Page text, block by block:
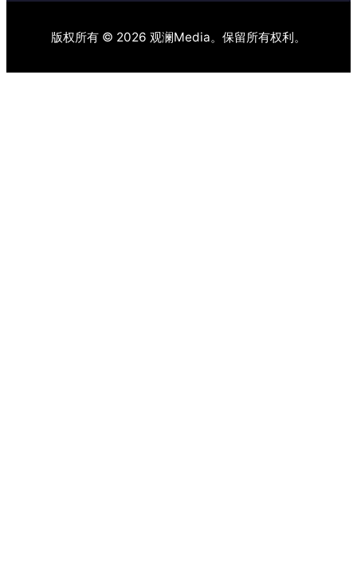
版权所有 © 2026 观澜Media。保留所有权利。